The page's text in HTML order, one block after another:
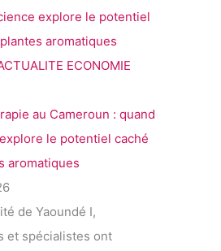
ECONOMIE
au Cameroun : quand
le potentiel caché
aromatiques
de Yaoundé I,
et spécialistes ont